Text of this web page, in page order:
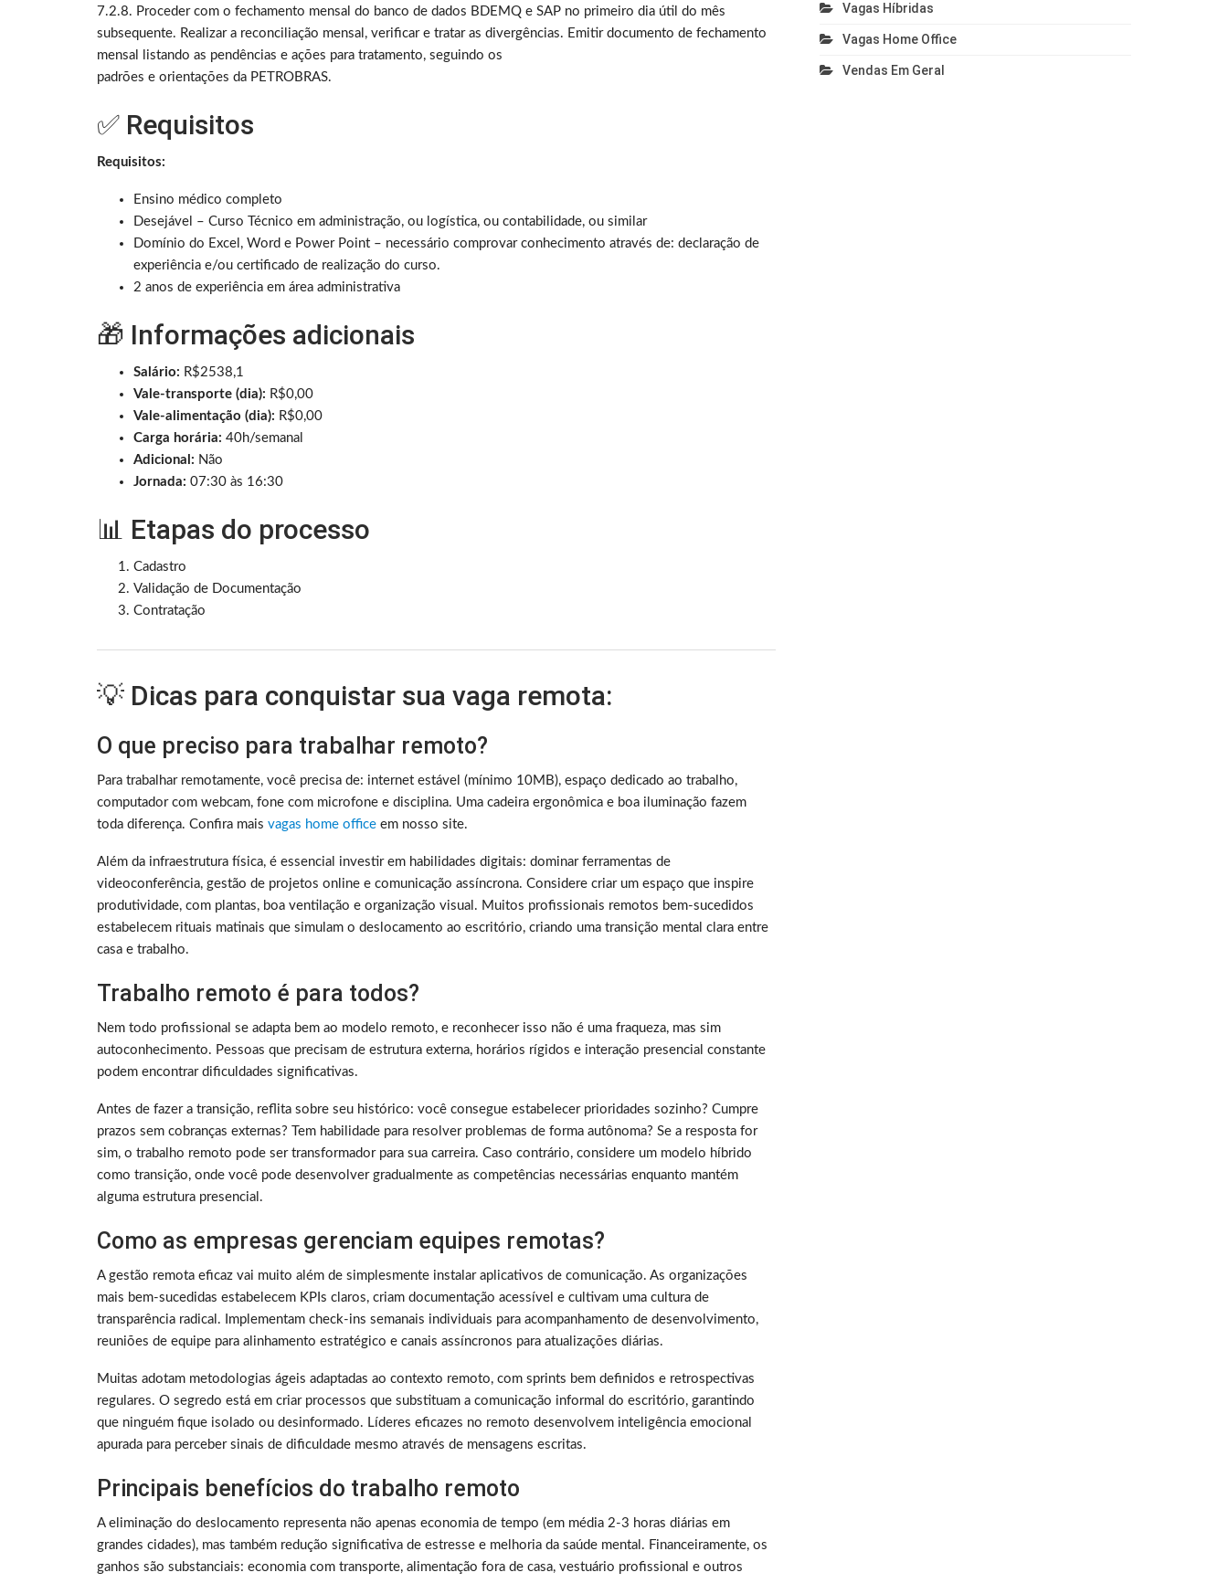
7.2.8. Proceder com o fechamento mensal do banco de dados BDEMQ e SAP no primeiro dia útil do mês
subsequente. Realizar a reconciliação mensal, verificar e tratar as divergências. Emitir documento de fechamento
mensal listando as pendências e ações para tratamento, seguindo os
padrões e orientações da PETROBRAS.
✅ Requisitos
Requisitos:
Ensino médico completo
Desejável – Curso Técnico em administração, ou logística, ou contabilidade, ou similar
Domínio do Excel, Word e Power Point – necessário comprovar conhecimento através de: declaração de
experiência e/ou certificado de realização do curso.
2 anos de experiência em área administrativa
🎁 Informações adicionais
Salário: R$2538,1
Vale-transporte (dia): R$0,00
Vale-alimentação (dia): R$0,00
Carga horária: 40h/semanal
Adicional: Não
Jornada: 07:30 às 16:30
📊 Etapas do processo
Cadastro
Validação de Documentação
Contratação
💡 Dicas para conquistar sua vaga remota:
O que preciso para trabalhar remoto?
Para trabalhar remotamente, você precisa de: internet estável (mínimo 10MB), espaço dedicado ao trabalho,
computador com webcam, fone com microfone e disciplina. Uma cadeira ergonômica e boa iluminação fazem
toda diferença. Confira mais vagas home office em nosso site.
Além da infraestrutura física, é essencial investir em habilidades digitais: dominar ferramentas de
videoconferência, gestão de projetos online e comunicação assíncrona. Considere criar um espaço que inspire
produtividade, com plantas, boa ventilação e organização visual. Muitos profissionais remotos bem-sucedidos
estabelecem rituais matinais que simulam o deslocamento ao escritório, criando uma transição mental clara entre
casa e trabalho.
Trabalho remoto é para todos?
Nem todo profissional se adapta bem ao modelo remoto, e reconhecer isso não é uma fraqueza, mas sim
autoconhecimento. Pessoas que precisam de estrutura externa, horários rígidos e interação presencial constante
podem encontrar dificuldades significativas.
Antes de fazer a transição, reflita sobre seu histórico: você consegue estabelecer prioridades sozinho? Cumpre
prazos sem cobranças externas? Tem habilidade para resolver problemas de forma autônoma? Se a resposta for
sim, o trabalho remoto pode ser transformador para sua carreira. Caso contrário, considere um modelo híbrido
como transição, onde você pode desenvolver gradualmente as competências necessárias enquanto mantém
alguma estrutura presencial.
Como as empresas gerenciam equipes remotas?
A gestão remota eficaz vai muito além de simplesmente instalar aplicativos de comunicação. As organizações
mais bem-sucedidas estabelecem KPIs claros, criam documentação acessível e cultivam uma cultura de
transparência radical. Implementam check-ins semanais individuais para acompanhamento de desenvolvimento,
reuniões de equipe para alinhamento estratégico e canais assíncronos para atualizações diárias.
Muitas adotam metodologias ágeis adaptadas ao contexto remoto, com sprints bem definidos e retrospectivas
regulares. O segredo está em criar processos que substituam a comunicação informal do escritório, garantindo
que ninguém fique isolado ou desinformado. Líderes eficazes no remoto desenvolvem inteligência emocional
apurada para perceber sinais de dificuldade mesmo através de mensagens escritas.
Principais benefícios do trabalho remoto
A eliminação do deslocamento representa não apenas economia de tempo (em média 2-3 horas diárias em
grandes cidades), mas também redução significativa de estresse e melhoria da saúde mental. Financeiramente, os
ganhos são substanciais: economia com transporte, alimentação fora de casa, vestuário profissional e outros
Vagas Híbridas
Vagas Home Office
Vendas Em Geral